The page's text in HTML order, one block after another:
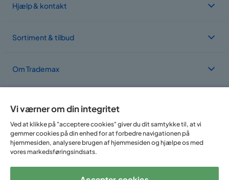
Hjælp & kontakt
Sortiment & tilbud
Om Trademax
Vi findes i flere forskellige lande
Vi værner om din integritet
Ved at klikke på "acceptere cookies" giver du dit samtykke til, at vi
gemmer cookies på din enhed for at forbedre navigationen på
hjemmesiden, analysere brugen af hjemmesiden og hjælpe os med
vores markedsføringsindsats.